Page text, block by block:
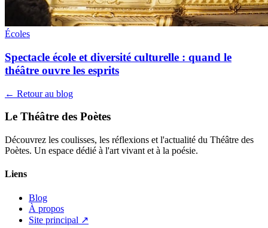
Écoles
Spectacle école et diversité culturelle : quand le
théâtre ouvre les esprits
← Retour au blog
Le Théâtre des Poètes
Découvrez les coulisses, les réflexions et l'actualité du Théâtre des
Poètes. Un espace dédié à l'art vivant et à la poésie.
Liens
Blog
À propos
Site principal ↗